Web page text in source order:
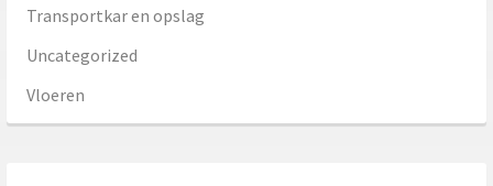
Transportkar en opslag
Uncategorized
Vloeren